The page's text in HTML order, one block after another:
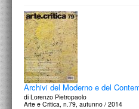
Archivi del Moderno e del
di Lorenzo Pietropaolo
Arte e Critica, n.79, autunno / 2014